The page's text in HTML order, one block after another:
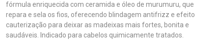
fórmula enriquecida com ceramida e óleo de murumuru, que
repara e sela os fios, oferecendo blindagem antifrizz e efeito
cauterização para deixar as madeixas mais fortes, bonita e
saudáveis. Indicado para cabelos quimicamente tratados.